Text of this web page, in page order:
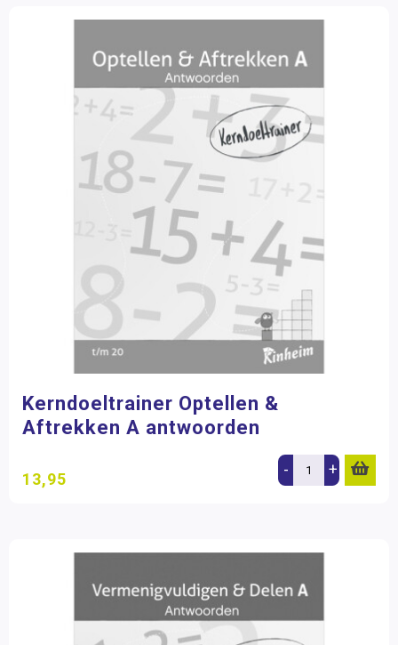
Kerndoeltrainer Optellen &
Aftrekken A antwoorden
13,95 - +